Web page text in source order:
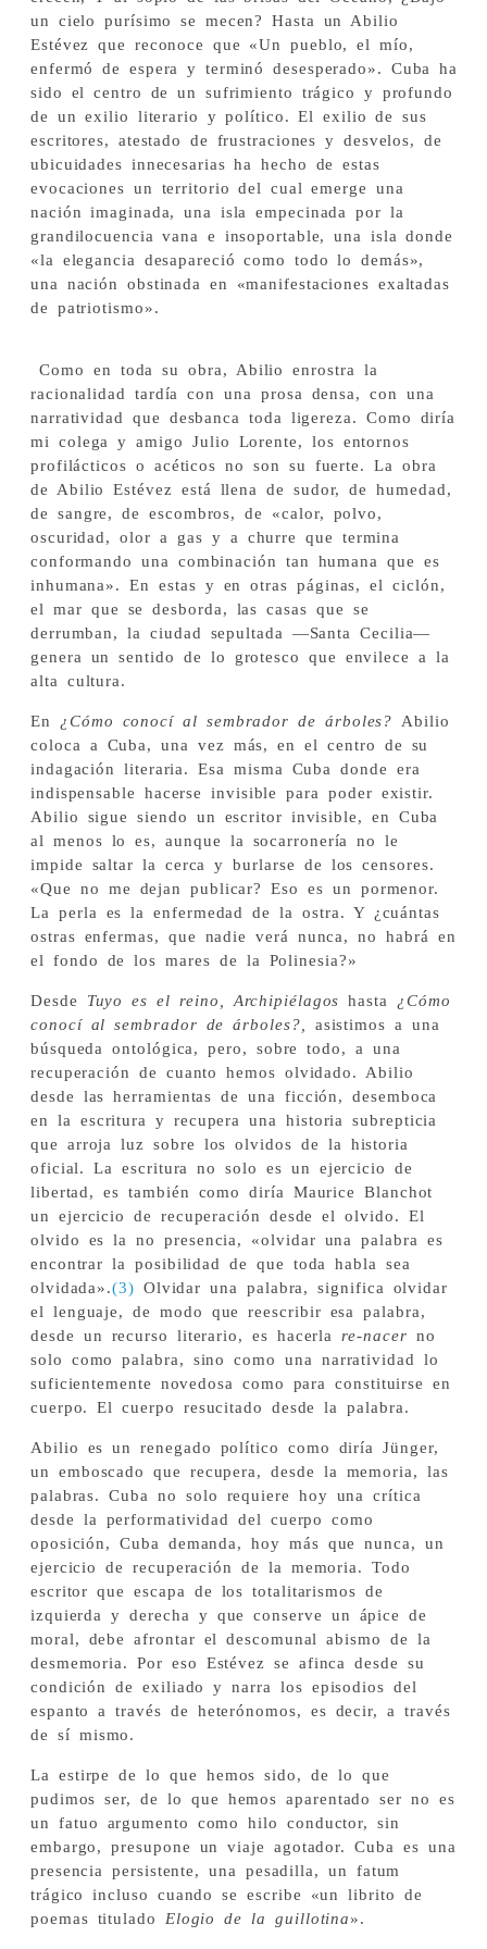
un cielo purísimo se mecen? Hasta un Abilio
Estévez que reconoce que «Un pueblo, el mío,
enfermó de espera y terminó desesperado». Cuba ha
sido el centro de un sufrimiento trágico y profundo
de un exilio literario y político. El exilio de sus
escritores, atestado de frustraciones y desvelos, de
ubicuidades innecesarias ha hecho de estas
evocaciones un territorio del cual emerge una
nación imaginada, una isla empecinada por la
grandilocuencia vana e insoportable, una isla donde
«la elegancia desapareció como todo lo demás»,
una nación obstinada en «manifestaciones exaltadas
de patriotismo».
Como en toda su obra, Abilio enrostra la
racionalidad tardía con una prosa densa, con una
narratividad que desbanca toda ligereza. Como diría
mi colega y amigo Julio Lorente, los entornos
profilácticos o acéticos no son su fuerte. La obra
de Abilio Estévez está llena de sudor, de humedad,
de sangre, de escombros, de «calor, polvo,
oscuridad, olor a gas y a churre que termina
conformando una combinación tan humana que es
inhumana». En estas y en otras páginas, el ciclón,
el mar que se desborda, las casas que se
derrumban, la ciudad sepultada —Santa Cecilia—
genera un sentido de lo grotesco que envilece a la
alta cultura.
En ¿Cómo conocí al sembrador de árboles?Abilio
coloca a Cuba, una vez más, en el centro de su
indagación literaria. Esa misma Cuba donde era
indispensable hacerse invisible para poder existir.
Abilio sigue siendo un escritor invisible, en Cuba
al menos lo es, aunque la socarronería no le
impide saltar la cerca y burlarse de los censores.
«Que no me dejan publicar? Eso es un pormenor.
La perla es la enfermedad de la ostra. Y ¿cuántas
ostras enfermas, que nadie verá nunca, no habrá en
el fondo de los mares de la Polinesia?»
Desde Tuyo es el reino, Archipiélagoshasta ¿Cómo
conocí al sembrador de árboles?,
asistimos a una
búsqueda ontológica, pero, sobre todo, a una
recuperación de cuanto hemos olvidado. Abilio
desde las herramientas de una ficción, desemboca
en la escritura y recupera una historia subrepticia
que arroja luz sobre los olvidos de la historia
oficial. La escritura no solo es un ejercicio de
libertad, es también como diría Maurice Blanchot
un ejercicio de recuperación desde el olvido. El
olvido es la no presencia, «olvidar una palabra es
encontrar la posibilidad de que toda habla sea
olvidada».(3) Olvidar una palabra, significa olvidar
el lenguaje, de modo que reescribir esa palabra,
desde un recurso literario, es hacerlare-nacer no
solo como palabra, sino como una narratividad lo
suficientemente novedosa como para constituirse en
cuerpo. El cuerpo resucitado desde la palabra.
Abilio es un renegado político como diría Jünger,
un emboscado que recupera, desde la memoria, las
palabras. Cuba no solo requiere hoy una crítica
desde la performatividad del cuerpo como
oposición, Cuba demanda, hoy más que nunca, un
ejercicio de recuperación de la memoria. Todo
escritor que escapa de los totalitarismos de
izquierda y derecha y que conserve un ápice de
moral, debe afrontar el descomunal abismo de la
desmemoria. Por eso Estévez se afinca desde su
condición de exiliado y narra los episodios del
espanto a través de heterónomos, es decir, a través
de sí mismo.
La estirpe de lo que hemos sido, de lo que
pudimos ser, de lo que hemos aparentado ser no es
un fatuo argumento como hilo conductor, sin
embargo, presupone un viaje agotador. Cuba es una
presencia persistente, una pesadilla, un fatum
trágico incluso cuando se escribe «un librito de
poemas titulado Elogio de la guillotina».